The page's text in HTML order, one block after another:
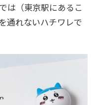
は（東京駅にあるこ
通れないハチワレで